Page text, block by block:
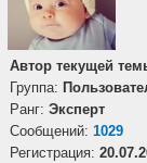
Автор текущей
Группа:
Ранг: Эксперт
Cообщений: 1029
Регистрация: